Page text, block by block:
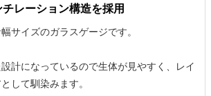
レーション構造を採用
サイズのガラスゲージです。
計になっているので生体が見やすく、レイ
して馴染みます。